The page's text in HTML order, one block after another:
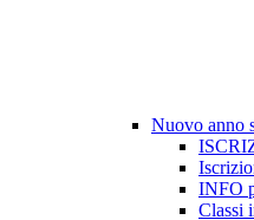
Nuovo anno
INFO
Classi